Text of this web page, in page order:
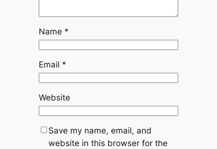
Name *
Email *
Website
Save my name, email, and
website in this browser for the